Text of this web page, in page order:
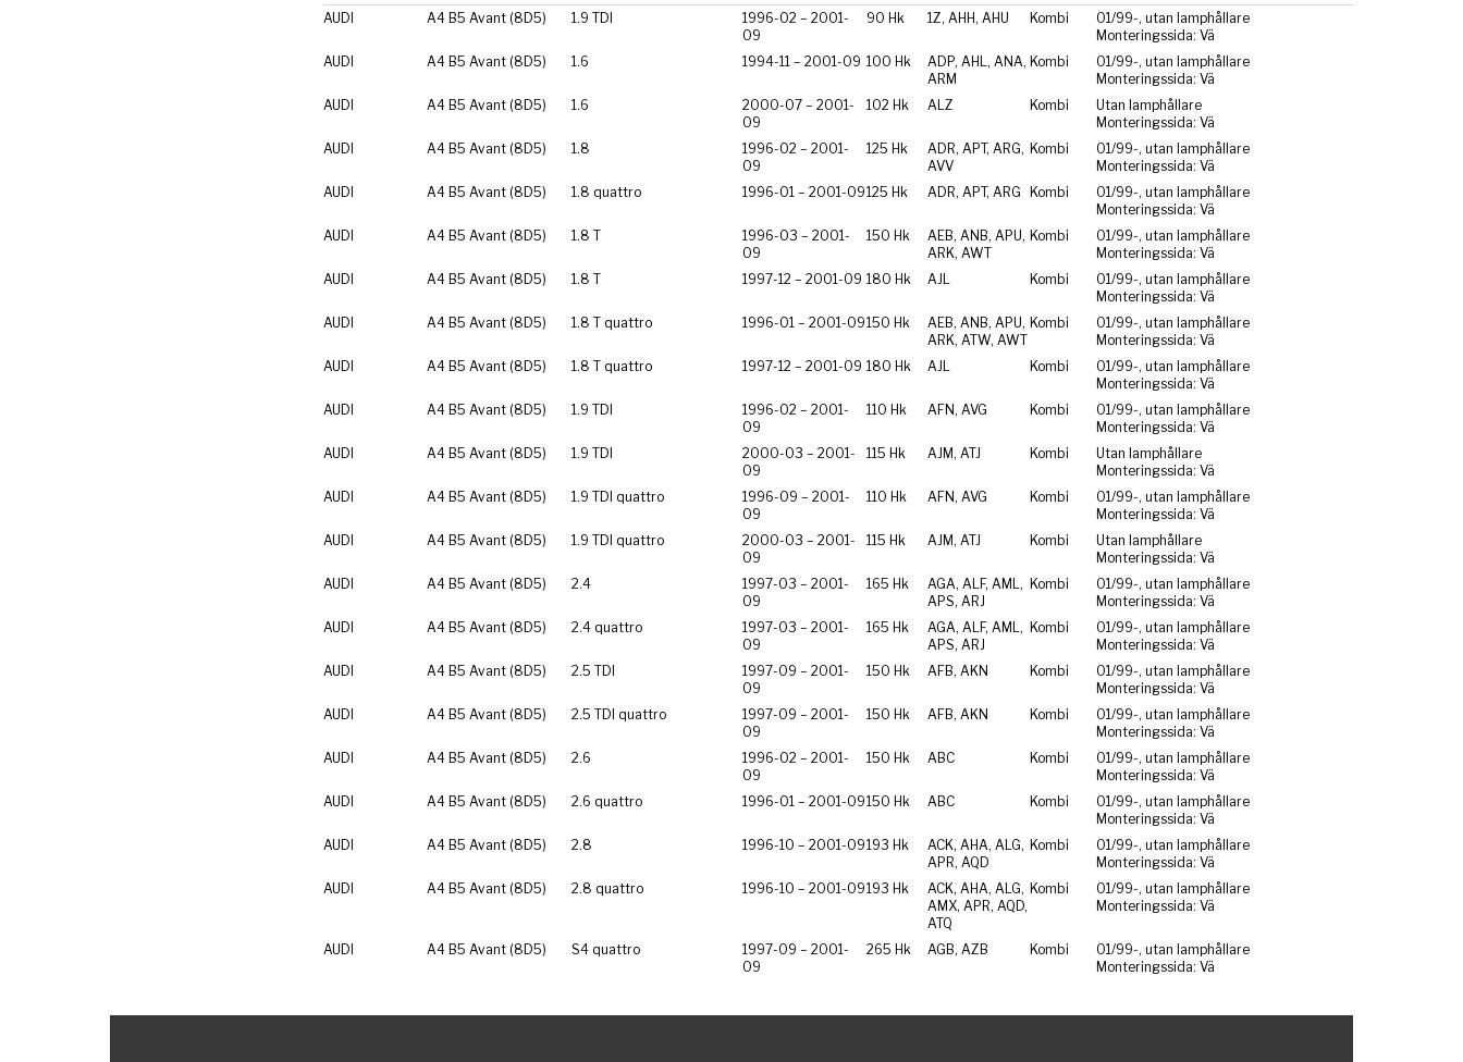
AUDI
A4 B5 Avant (8D5) 1.9 TDI
1996-02 – 2001-
09
90 Hk 1Z, AHH, AHU Kombi
01/99-, utan lamphållare
Monteringssida: Vä
AUDI
A4 B5 Avant (8D5) 1.6 1994-11 – 2001-09 100 Hk
ADP, AHL, ANA,
ARM
Kombi
01/99-, utan lamphållare
Monteringssida: Vä
AUDI
A4 B5 Avant (8D5) 1.6
2000-07 – 2001-
09
102 Hk ALZ Kombi
Utan lamphållare
Monteringssida: Vä
AUDI
A4 B5 Avant (8D5) 1.8
1996-02 – 2001-
09
125 Hk
ADR, APT, ARG,
AVV
Kombi
01/99-, utan lamphållare
Monteringssida: Vä
AUDI
A4 B5 Avant (8D5) 1.8 quattro 1996-01 – 2001-09125 Hk ADR, APT, ARG Kombi
01/99-, utan lamphållare
Monteringssida: Vä
AUDI
A4 B5 Avant (8D5) 1.8 T
1996-03 – 2001-
09
150 Hk
AEB, ANB, APU,
ARK, AWT
Kombi
01/99-, utan lamphållare
Monteringssida: Vä
AUDI
A4 B5 Avant (8D5) 1.8 T 1997-12 – 2001-09 180 Hk AJL Kombi
01/99-, utan lamphållare
Monteringssida: Vä
AUDI
A4 B5 Avant (8D5) 1.8 T quattro 1996-01 – 2001-09150 Hk
AEB, ANB, APU,
ARK, ATW, AWT
Kombi
01/99-, utan lamphållare
Monteringssida: Vä
AUDI
A4 B5 Avant (8D5) 1.8 T quattro 1997-12 – 2001-09 180 Hk AJL Kombi
01/99-, utan lamphållare
Monteringssida: Vä
AUDI
A4 B5 Avant (8D5) 1.9 TDI
1996-02 – 2001-
09
110 Hk AFN, AVG Kombi
01/99-, utan lamphållare
Monteringssida: Vä
AUDI
A4 B5 Avant (8D5) 1.9 TDI
2000-03 – 2001-
09
115 Hk AJM, ATJ Kombi
Utan lamphållare
Monteringssida: Vä
AUDI
A4 B5 Avant (8D5) 1.9 TDI quattro
1996-09 – 2001-
09
110 Hk AFN, AVG Kombi
01/99-, utan lamphållare
Monteringssida: Vä
AUDI
A4 B5 Avant (8D5) 1.9 TDI quattro
2000-03 – 2001-
09
115 Hk AJM, ATJ Kombi
Utan lamphållare
Monteringssida: Vä
AUDI
A4 B5 Avant (8D5) 2.4
1997-03 – 2001-
09
165 Hk
AGA, ALF, AML,
APS, ARJ
Kombi
01/99-, utan lamphållare
Monteringssida: Vä
AUDI
A4 B5 Avant (8D5) 2.4 quattro
1997-03 – 2001-
09
165 Hk
AGA, ALF, AML,
APS, ARJ
Kombi
01/99-, utan lamphållare
Monteringssida: Vä
AUDI
A4 B5 Avant (8D5) 2.5 TDI
1997-09 – 2001-
09
150 Hk AFB, AKN Kombi
01/99-, utan lamphållare
Monteringssida: Vä
AUDI
A4 B5 Avant (8D5) 2.5 TDI quattro
1997-09 – 2001-
09
150 Hk AFB, AKN Kombi
01/99-, utan lamphållare
Monteringssida: Vä
AUDI
A4 B5 Avant (8D5) 2.6
1996-02 – 2001-
09
150 Hk ABC Kombi
01/99-, utan lamphållare
Monteringssida: Vä
AUDI
A4 B5 Avant (8D5) 2.6 quattro 1996-01 – 2001-09150 Hk ABC Kombi
01/99-, utan lamphållare
Monteringssida: Vä
AUDI
A4 B5 Avant (8D5) 2.8 1996-10 – 2001-09193 Hk
ACK, AHA, ALG,
APR, AQD
Kombi
01/99-, utan lamphållare
Monteringssida: Vä
AUDI
A4 B5 Avant (8D5) 2.8 quattro 1996-10 – 2001-09193 Hk
ACK, AHA, ALG,
AMX, APR, AQD,
ATQ
Kombi
01/99-, utan lamphållare
Monteringssida: Vä
AUDI A4 B5 Avant (8D5) S4 quattro
1997-09 – 2001-
09
265 Hk AGB, AZB Kombi
01/99-, utan lamphållare
Monteringssida: Vä